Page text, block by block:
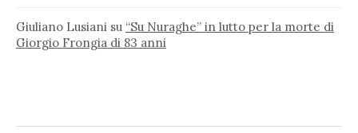
Giuliano Lusiani su “Su Nuraghe” in lutto per la morte di
Giorgio Frongia di 83 anni